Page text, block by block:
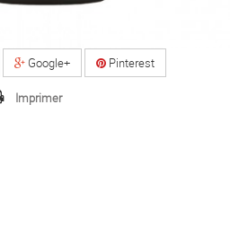
Google+ Pinterest
Imprimer